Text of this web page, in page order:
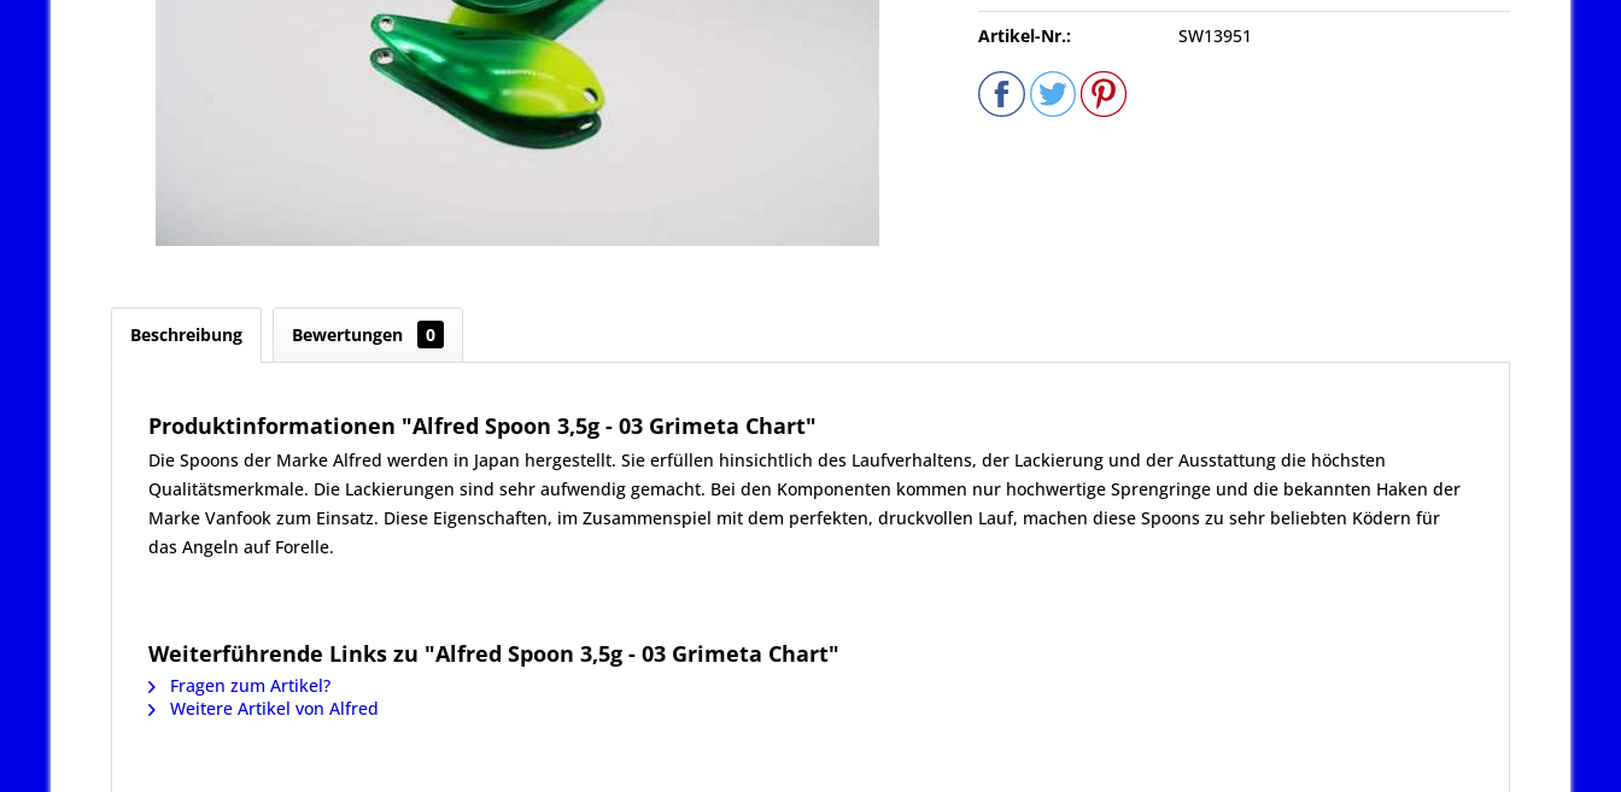
Artikel-Nr.: SW13951
Beschreibung Bewertungen 0
Produktinformationen "Alfred Spoon 3,5g - 03 Grimeta Chart"
Die Spoons der Marke Alfred werden in Japan hergestellt. Sie erfüllen hinsichtlich des Laufverhaltens, der Lackierung und der Ausstattung die höchsten
Qualitätsmerkmale. Die Lackierungen sind sehr aufwendig gemacht. Bei den Komponenten kommen nur hochwertige Sprengringe und die bekannten Haken der
Marke Vanfook zum Einsatz. Diese Eigenschaften, im Zusammenspiel mit dem perfekten, druckvollen Lauf, machen diese Spoons zu sehr beliebten Ködern für
das Angeln auf Forelle.
Weiterführende Links zu "Alfred Spoon 3,5g - 03 Grimeta Chart"
Fragen zum Artikel?
Weitere Artikel von Alfred